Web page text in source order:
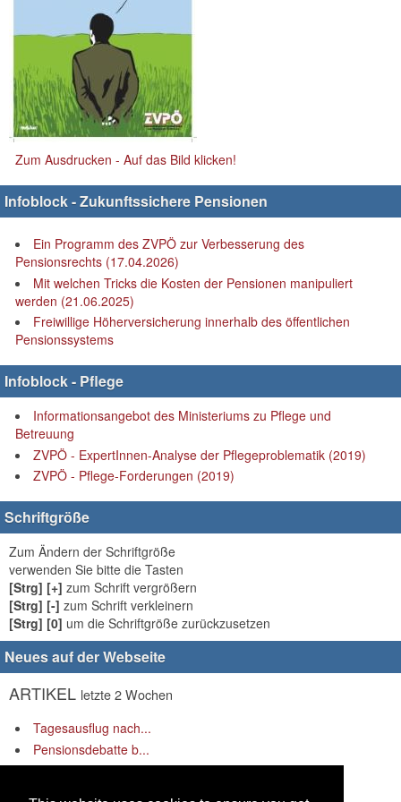
Zum Ausdrucken - Auf das Bild klicken!
Infoblock - Zukunftssichere Pensionen
Ein Programm des ZVPÖ zur Verbesserung des
Pensionsrechts (17.04.2026)
Mit welchen Tricks die Kosten der Pensionen manipuliert
werden (21.06.2025)
Freiwillige Höherversicherung innerhalb des öffentlichen
Pensionssystems
Infoblock - Pflege
Informationsangebot des Ministeriums zu Pflege und
Betreuung
ZVPÖ - ExpertInnen-Analyse der Pflegeproblematik (2019)
ZVPÖ - Pflege-Forderungen (2019)
Schriftgröße
Zum Ändern der Schriftgröße
verwenden Sie bitte die Tasten
[Strg] [+] zum Schrift vergrößern
[Strg] [-] zum Schrift verkleinern
[Strg] [0] um die Schriftgröße zurückzusetzen
Neues auf der Webseite
ARTIKEL letzte 2 Wochen
Tagesausflug nach...
Pensionsdebatte b...
„Rüstung rauf – S...